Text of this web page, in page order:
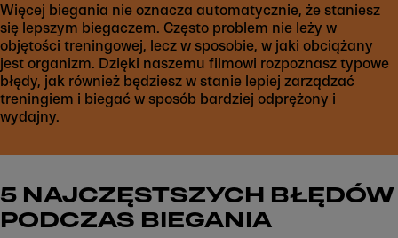
Play
Więcej biegania nie oznacza automatycznie, że staniesz
się lepszym biegaczem. Często problem nie leży w
objętości treningowej, lecz w sposobie, w jaki obciążany
jest organizm. Dzięki naszemu filmowi rozpoznasz typowe
błędy, jak również będziesz w stanie lepiej zarządzać
treningiem i biegać w sposób bardziej odprężony i
wydajny.
5 NAJCZĘSTSZYCH BŁĘDÓW
PODCZAS BIEGANIA